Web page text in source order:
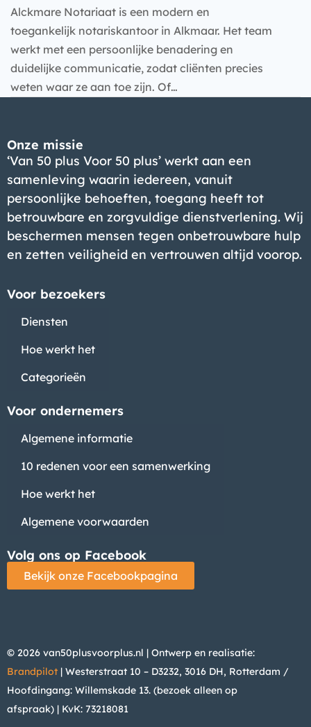
Alckmare Notariaat is een modern en
toegankelijk notariskantoor in Alkmaar. Het team
werkt met een persoonlijke benadering en
duidelijke communicatie, zodat cliënten precies
weten waar ze aan toe zijn. Of…
Onze missie
‘Van 50 plus Voor 50 plus’ werkt aan een
samenleving waarin iedereen, vanuit
persoonlijke behoeften, toegang heeft tot
betrouwbare en zorgvuldige dienstverlening. Wij
beschermen mensen tegen onbetrouwbare hulp
en zetten veiligheid en vertrouwen altijd voorop.
Voor bezoekers
Diensten
Hoe werkt het
Categorieën
Voor ondernemers
Algemene informatie
10 redenen voor een samenwerking
Hoe werkt het
Algemene voorwaarden
Volg ons op Facebook
Bekijk onze Facebookpagina
© 2026 van50plusvoorplus.nl | Ontwerp en realisatie:
Brandpilot | Westerstraat 10 – D3232, 3016 DH, Rotterdam /
Hoofdingang: Willemskade 13. (bezoek alleen op
afspraak) | KvK: 73218081